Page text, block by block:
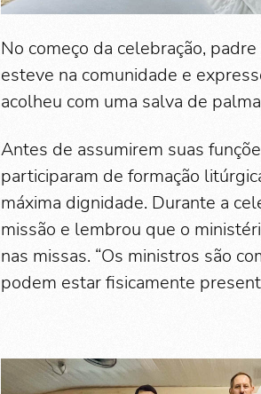
No começo da celebração,
esteve na comunidade e
acolheu com uma salva de
Antes de assumirem suas
participaram de formação
máxima dignidade. Durante a
missão e lembrou que o
nas missas. “Os ministros são
podem estar fisicamente